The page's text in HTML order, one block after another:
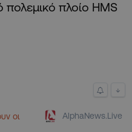
πλοίο HMS
↓
οι
AlphaNews.Live